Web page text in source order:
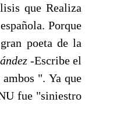
que Realiza
Porque
poeta de la
-Escribe el
". Ya que
fue "siniestro